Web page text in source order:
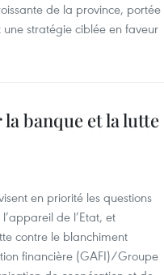
de la province, portée
stratégie ciblée en faveur
la banque et la lutte
en priorité les questions
de l’Etat, et
contre le blanchiment
financière (GAFI)/Groupe